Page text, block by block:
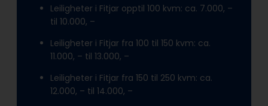
Leiligheter i Fitjar opptil 100 kvm: ca. 7.000, –
til 10.000, –
Leiligheter i Fitjar fra 100 til 150 kvm: ca.
11.000, – til 13.000, –
Leiligheter i Fitjar fra 150 til 250 kvm: ca.
12.000, – til 14.000, –